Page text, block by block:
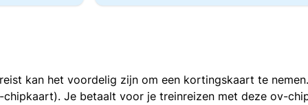
kan het voordelig zijn om een kortingskaart te
Je betaalt voor je treinreizen met deze ov-